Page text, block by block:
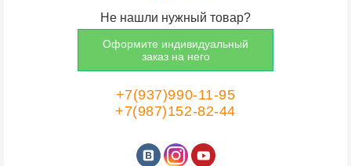
+7(937)990-11-95
+7(987)152-82-44
Не нашли нужный товар?
Оформите индивидуальный
заказ на него